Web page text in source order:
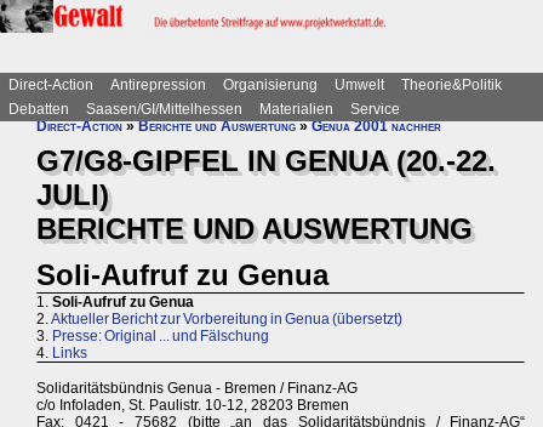
Direct-Action Antirepression Organisierung Umwelt
Theorie&Politik
Debatten
Saasen/GI/Mittelhessen Materialien
Service
Direct-Action»Berichte und Auswertung»Genua 2001 nachher
G7/G8-GIPFEL IN GENUA (20.-22.
JULI)
BERICHTE UND AUSWERTUNG
Soli-Aufruf zu Genua
1. Soli-Aufruf zu Genua
2.Aktueller Bericht zur Vorbereitung in Genua (übersetzt)
3. Presse: Original ... und Fälschung
4. Links
Solidaritätsbündnis Genua - Bremen / Finanz-AG
c/o Infoladen, St. Paulistr. 10-12, 28203 Bremen
Fax: 0421 - 75682 (bitte „an das Solidaritätsbündnis / Finanz-AG“